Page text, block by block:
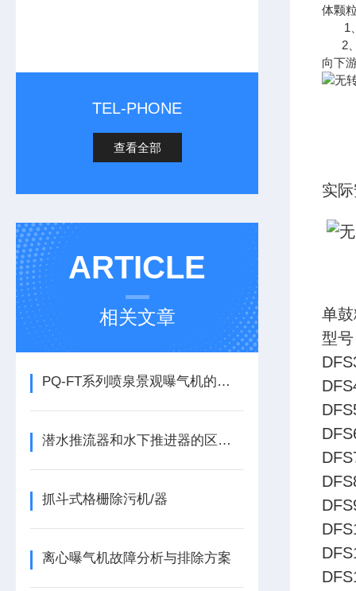
TEL-PHONE
查看全部
ARTICLE
相关文章
PQ-FT系列喷泉景观曝气机的实用性
潜水推流器和水下推进器的区别与价值
抓斗式格栅除污机/器
离心曝气机故障分析与排除方案
体颗
1、
2、
向下
实
单
型号